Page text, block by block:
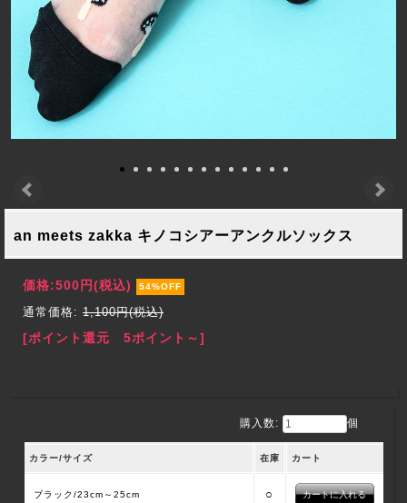
an meets zakka キノコシアーアンクルソックス
価格:500円(税込) 54%OFF
通常価格: 1,100円(税込)
[ポイント還元 5ポイント～]
購入数: 個
カラー/サイズ 在庫 カート
ブラック/23cm～25cm ○